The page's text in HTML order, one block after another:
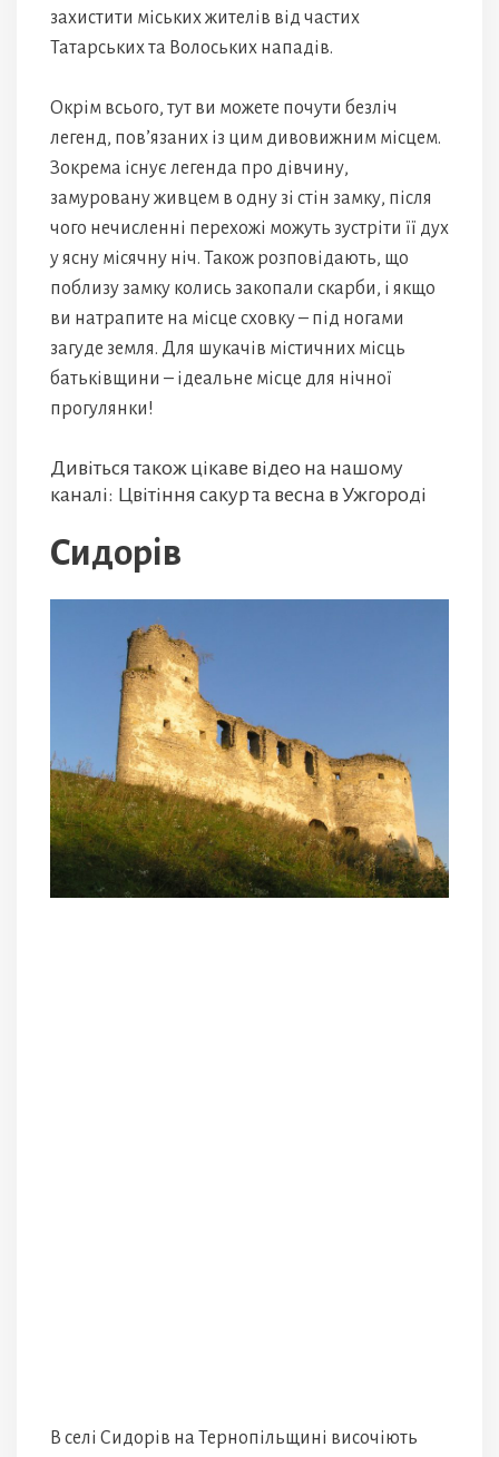
захистити міських жителів від частих
Татарських та Волоських нападів.
Окрім всього, тут ви можете почути безліч
легенд, пов’язаних із цим дивовижним місцем.
Зокрема існує легенда про дівчину,
замуровану живцем в одну зі стін замку, після
чого нечисленні перехожі можуть зустріти її дух
у ясну місячну ніч. Також розповідають, що
поблизу замку колись закопали скарби, і якщо
ви натрапите на місце сховку – під ногами
загуде земля. Для шукачів містичних місць
батьківщини – ідеальне місце для нічної
прогулянки!
Дивіться також цікаве відео на нашому
каналі: Цвітіння сакур та весна в Ужгороді
Сидорів
В селі Сидорів на Тернопільщині височіють